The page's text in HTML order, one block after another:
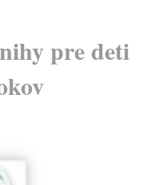
pre deti